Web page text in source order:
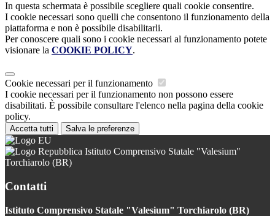
In questa schermata è possibile scegliere quali cookie consentire.
I cookie necessari sono quelli che consentono il funzionamento della
piattaforma e non è possibile disabilitarli.
Per conoscere quali sono i cookie necessari al funzionamento potete
visionare la COOKIE POLICY.
Cookie necessari per il funzionamento
I cookie necessari per il funzionamento non possono essere
disabilitati. È possibile consultare l'elenco nella pagina della cookie
policy.
Accetta tutti Salva le preferenze
Istituto Comprensivo Statale "Valesium"
Torchiarolo (BR)
Contatti
Istituto Comprensivo Statale "Valesium" Torchiarolo (BR)